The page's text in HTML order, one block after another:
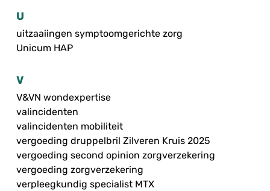
U
uitzaaiingen symptoomgerichte zorg
Unicum HAP
V
V&VN wondexpertise
valincidenten
valincidenten mobiliteit
vergoeding druppelbril Zilveren Kruis 2025
vergoeding second opinion zorgverzekering
vergoeding zorgverzekering
verpleegkundig specialist MTX